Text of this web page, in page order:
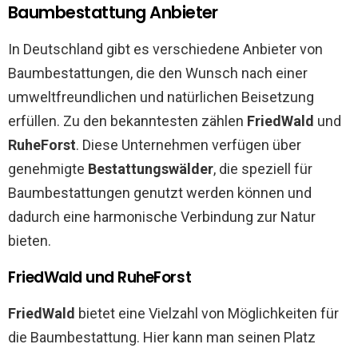
Baumbestattung Anbieter
In Deutschland gibt es verschiedene Anbieter von
Baumbestattungen, die den Wunsch nach einer
umweltfreundlichen und natürlichen Beisetzung
erfüllen. Zu den bekanntesten zählen FriedWald und
RuheForst. Diese Unternehmen verfügen über
genehmigte Bestattungswälder, die speziell für
Baumbestattungen genutzt werden können und
dadurch eine harmonische Verbindung zur Natur
bieten.
FriedWald und RuheForst
FriedWald bietet eine Vielzahl von Möglichkeiten für
die Baumbestattung. Hier kann man seinen Platz